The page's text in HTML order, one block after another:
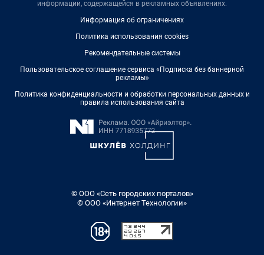
информации, содержащейся в рекламных объявлениях.
Информация об ограничениях
Политика использования cookies
Рекомендательные системы
Пользовательское соглашение сервиса «Подписка без баннерной
рекламы»
Политика конфиденциальности и обработки персональных данных и
правила использования сайта
© ООО «Сеть городских порталов»
© ООО «Интернет Технологии»